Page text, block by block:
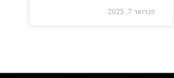
פברואר 7, 2025